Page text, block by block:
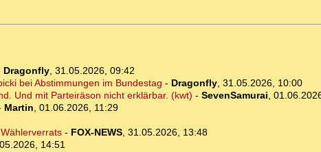
Dragonfly, 31.05.2026, 09:42
bei Abstimmungen im Bundestag - Dragonfly, 31.05.2026, 10:00
Und mit Parteiräson nicht erklärbar. (kwt) - SevenSamurai,
Martin, 01.06.2026, 11:29
- FOX-NEWS, 31.05.2026, 13:48
14:51